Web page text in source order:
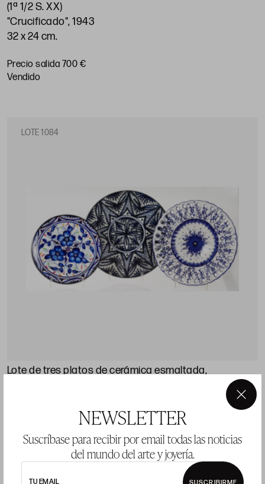
NEWSLETTER
Suscríbase para recibir por email todas las noticias
del mundo del arte y joyería.
TU EMAIL SUSCRIBIRME
×
(1ª 1/2 S. XX)
"Crucificado", 1943
32 x 24 cm.
Precio salida 700 €
vendido
LOTE 1084
Lote de tres platos de cerámica esmaltada,
Precio salida 100 €
LOTE 1085